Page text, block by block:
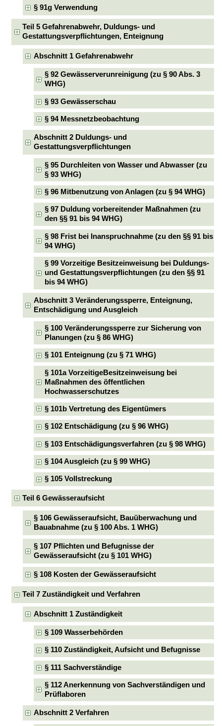
§ 91g Verwendung
Teil 5 Gefahrenabwehr, Duldungs- und
Gestattungsverpflichtungen, Enteignung
Abschnitt 1 Gefahrenabwehr
§ 92 Gewässerverunreinigung (zu § 90 Abs. 3
WHG)
§ 93 Gewässerschau
§ 94 Messnetzbeobachtung
Abschnitt 2 Duldungs- und
Gestattungsverpflichtungen
§ 95 Durchleiten von Wasser und Abwasser (zu
§ 93 WHG)
§ 96 Mitbenutzung von Anlagen (zu § 94 WHG)
§ 97 Duldung vorbereitender Maßnahmen (zu
den §§ 91 bis 94 WHG)
§ 98 Frist bei Inanspruchnahme (zu den §§ 91 bis
94 WHG)
§ 99 Vorzeitige Besitzeinweisung bei Duldungs-
und Gestattungsverpflichtungen (zu den §§ 91
bis 94 WHG)
Abschnitt 3 Veränderungssperre, Enteignung,
Entschädigung und Ausgleich
§ 100 Veränderungssperre zur Sicherung von
Planungen (zu § 86 WHG)
§ 101 Enteignung (zu § 71 WHG)
§ 101a VorzeitigeBesitzeinweisung bei
Maßnahmen des öffentlichen
Hochwasserschutzes
§ 101b Vertretung des Eigentümers
§ 102 Entschädigung (zu § 96 WHG)
§ 103 Entschädigungsverfahren (zu § 98 WHG)
§ 104 Ausgleich (zu § 99 WHG)
§ 105 Vollstreckung
Teil 6 Gewässeraufsicht
§ 106 Gewässeraufsicht, Bauüberwachung und
Bauabnahme (zu § 100 Abs. 1 WHG)
§ 107 Pflichten und Befugnisse der
Gewässeraufsicht (zu § 101 WHG)
§ 108 Kosten der Gewässeraufsicht
Teil 7 Zuständigkeit und Verfahren
Abschnitt 1 Zuständigkeit
§ 109 Wasserbehörden
§ 110 Zuständigkeit, Aufsicht und Befugnisse
§ 111 Sachverständige
§ 112 Anerkennung von Sachverständigen und
Prüflaboren
Abschnitt 2 Verfahren